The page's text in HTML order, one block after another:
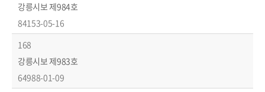
강릉시보 제984호
84153-05-16
168
강릉시보 제983호
64988-01-09